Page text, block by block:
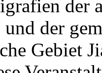
der
und der
Gebiet